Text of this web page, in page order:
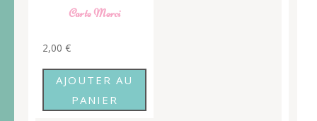
Carte Merci
2,00 €
AJOUTER AU
PANIER